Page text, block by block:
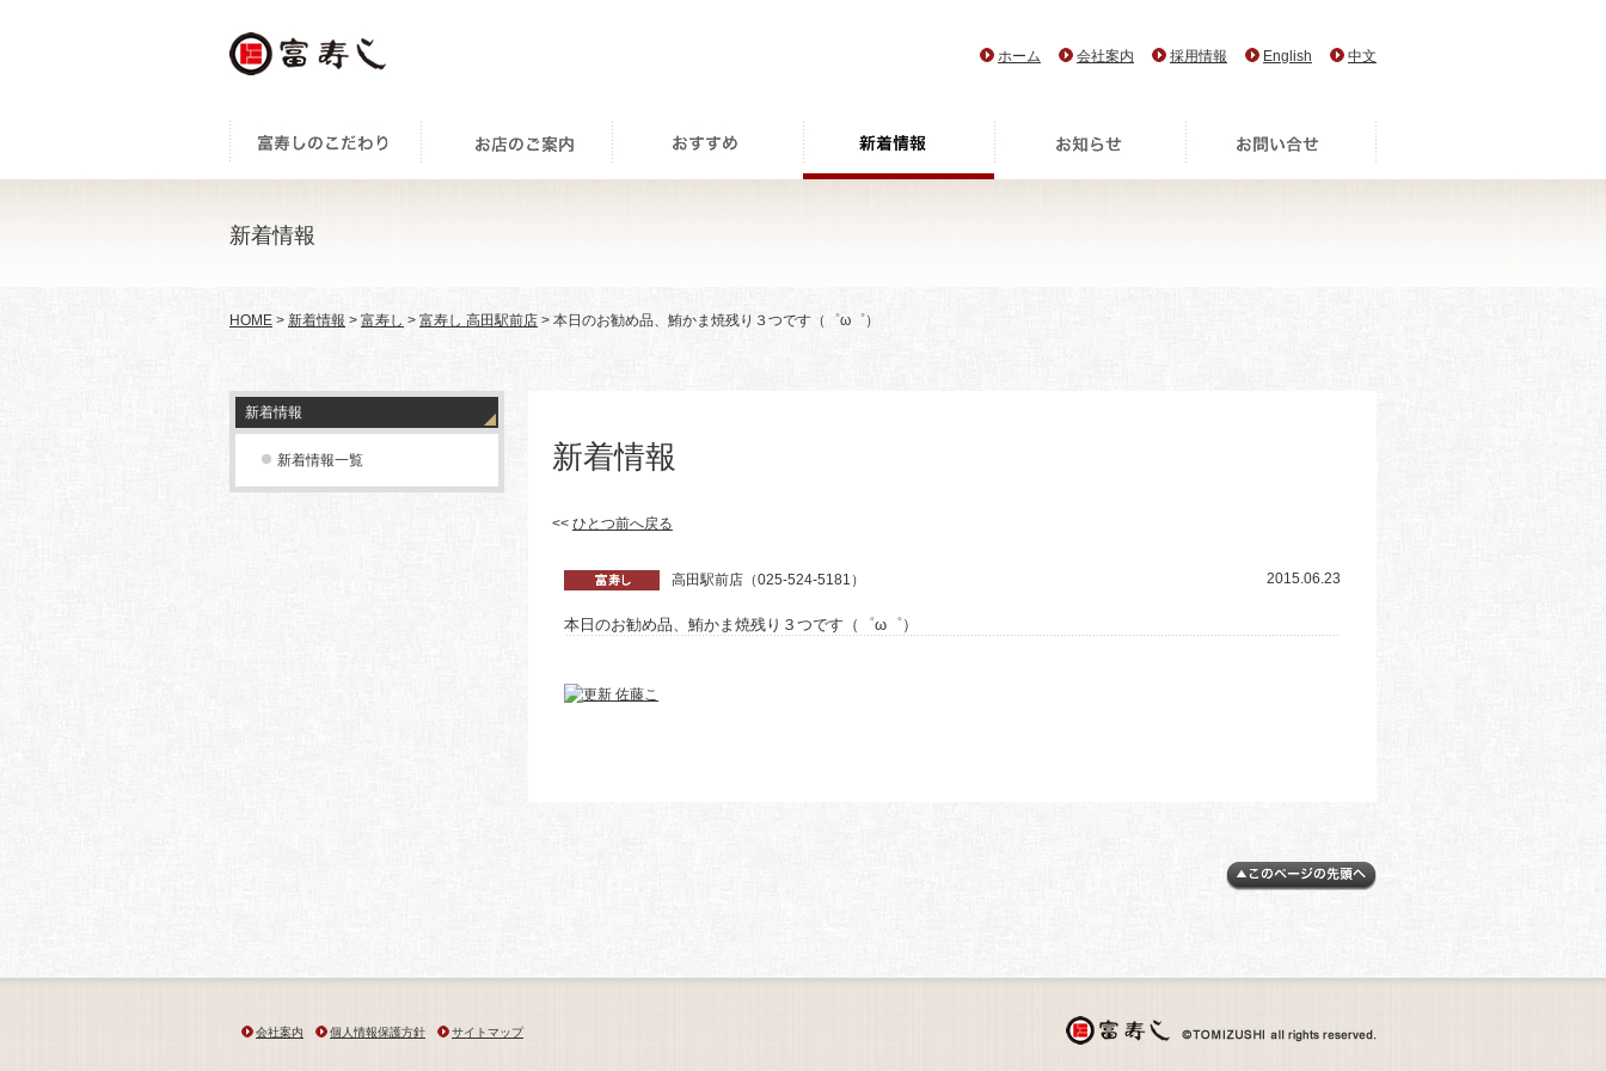
ホーム 会社案内 採用情報 English 中文
新着情報
HOME > 新着情報 > 富寿し > 富寿し 高田駅前店 > 本日のお勧め品、鮪かま焼残り３つです（゜ω゜）
新着情報
新着情報一覧 新着情報
<< ひとつ前へ戻る
高田駅前店（025-524-5181） 2015.06.23
本日のお勧め品、鮪かま焼残り３つです（゜ω゜）
会社案内 個人情報保護方針 サイトマップ